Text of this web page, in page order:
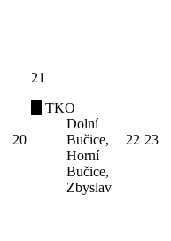
20
21
TKO
Dolní
Bučice,
Horní
Bučice,
Zbyslav
22 23